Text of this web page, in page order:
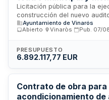
escénico -
Licitación pública para la
construcción del nuevo
contratación del montaje del
escénica, dividida en dos
una iniciativa de desarrollo
por fondos europeos del
edificio como la instalación
equipos escénicos
equipamiento cultural
Ayuntamiento de Vinarós
Abierto
Vinaròs Pub. 07/
PRESUPUESTO
6.892.117,77 EUR
Contrato de obra
acondicionamiento